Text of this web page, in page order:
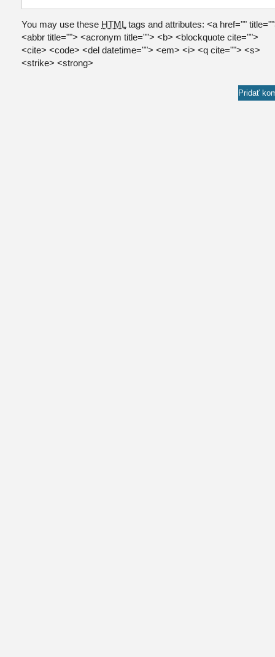
You may use these HTMLtags and attributes: <a href=""
<abbr title=""> <acronym title=""> <b> <blockquote cite="">
<cite> <code> <del datetime=""> <em> <i> <q cite=""> <s>
<strike> <strong>